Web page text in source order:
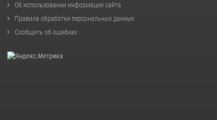
Об использовании информации сайта
Правила обработки персональных данных
Сообщить об ошибках